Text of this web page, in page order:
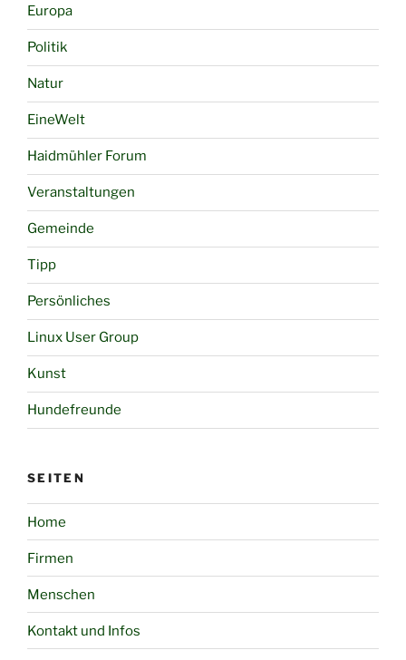
Europa
Politik
Natur
EineWelt
Haidmühler Forum
Veranstaltungen
Gemeinde
Tipp
Persönliches
Linux User Group
Kunst
Hundefreunde
SEITEN
Home
Firmen
Menschen
Kontakt und Infos